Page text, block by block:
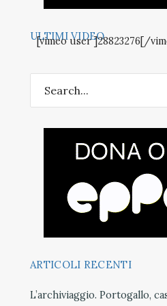
ULTIMI VIDEO
[vimeo user ]28823276[/
ARTICOLI RECENTI
L’archiviaggio. Portogallo,